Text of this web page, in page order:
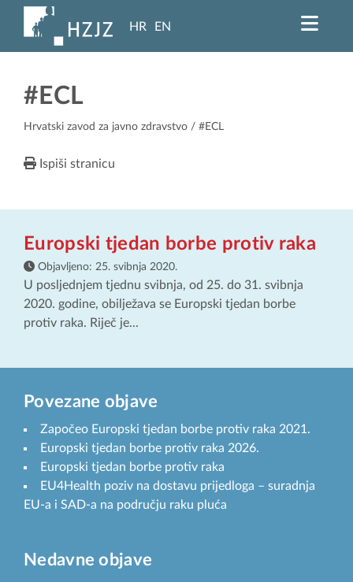
HR EN
#ECL
Hrvatski zavod za javno zdravstvo / #ECL
Ispiši stranicu
Europski tjedan borbe protiv raka
Objavljeno: 25. svibnja 2020.
U posljednjem tjednu svibnja, od 25. do 31. svibnja
2020. godine, obilježava se Europski tjedan borbe
protiv raka. Riječ je...
Povezane objave
Započeo Europski tjedan borbe protiv raka 2021.
Europski tjedan borbe protiv raka 2026.
Europski tjedan borbe protiv raka
EU4Health poziv na dostavu prijedloga – suradnja
EU-a i SAD-a na području raku pluća
Nedavne objave